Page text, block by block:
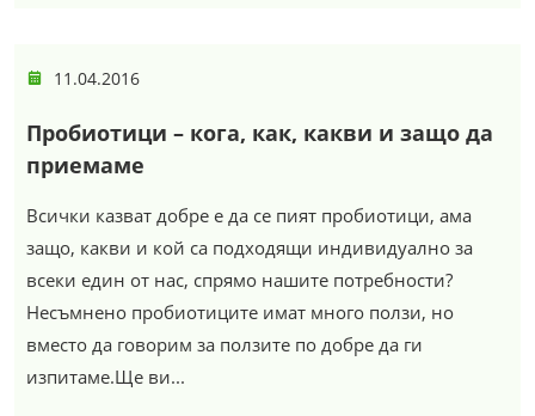
11.04.2016
Пробиотици – кога, как, какви и защо да
приемаме
Всички казват добре е да се пият пробиотици, ама
защо, какви и кой са подходящи индивидуално за
всеки един от нас, спрямо нашите потребности?
Несъмнено пробиотиците имат много ползи, но
вместо да говорим за ползите по добре да ги
изпитаме.Ще ви...